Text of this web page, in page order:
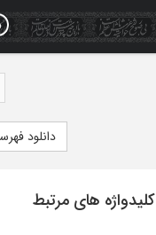
دانلود
کلیدواژه های مرتبط